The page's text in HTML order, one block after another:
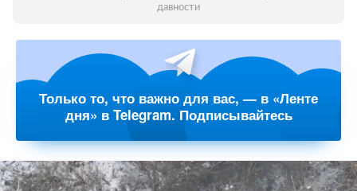
давности
Только то, что важно для вас, — в «Ленте
дня» в Telegram. Подписывайтесь